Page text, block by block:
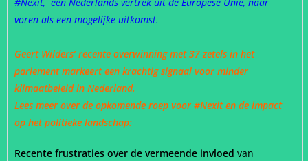
#Nexit, een Nederlands vertrek uit de Europese Unie, naar
voren als een mogelijke uitkomst.
Geert Wilders’ recente overwinning met 37 zetels in het
parlement markeert een krachtig signaal voor minder
klimaatbeleid in Nederland.
Lees meer over de opkomende roep voor #Nexiten de impact
op het politieke landschap:
Recente frustraties over de vermeende invloed van